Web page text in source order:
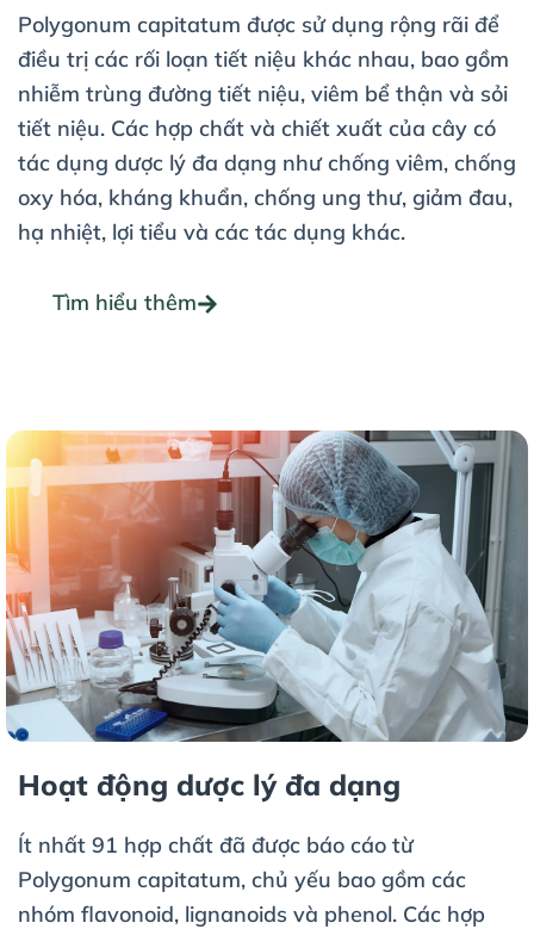
Polygonum capitatum được sử dụng rộng rãi để
điều trị các rối loạn tiết niệu khác nhau, bao gồm
nhiễm trùng đường tiết niệu, viêm bể thận và sỏi
tiết niệu. Các hợp chất và chiết xuất của cây có
tác dụng dược lý đa dạng như chống viêm, chống
oxy hóa, kháng khuẩn, chống ung thư, giảm đau,
hạ nhiệt, lợi tiểu và các tác dụng khác.
Tìm hiểu thêm
Hoạt động dược lý đa dạng
Ít nhất 91 hợp chất đã được báo cáo từ
Polygonum capitatum, chủ yếu bao gồm các
nhóm flavonoid, lignanoids và phenol. Các hợp